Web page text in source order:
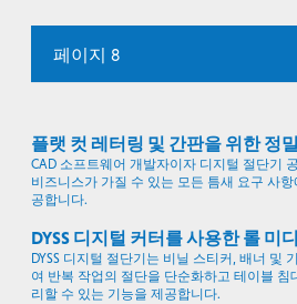
페이지 8
플랫 컷 레터링 및 간판을 위한 정
CAD 소프트웨어 개발자이자 디지털 절단기
비즈니스가 가질 수 있는 모든 틈새 요구 사
공합니다.
DYSS 디지털 커터를 사용한 롤 미
DYSS 디지털 절단기는 비닐 스티커, 배너 및
여 반복 작업의 절단을 단순화하고 테이블 침
리할 수 있는 기능을 제공합니다.